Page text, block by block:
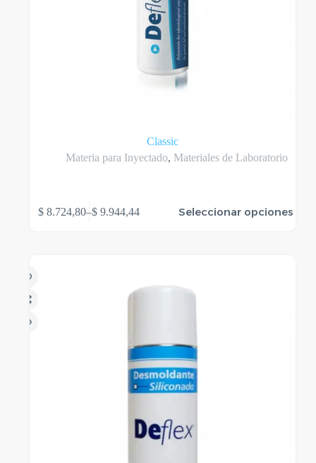
Classic
Materia para Inyectado, Materiales de Laboratorio
$ 8.724,80–$ 9.944,44
Rango
$ 9.944,44
Seleccionar opciones
producto
opciones
pueden